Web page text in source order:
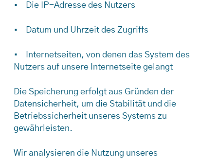
• Die IP-Adresse des Nutzers
• Datum und Uhrzeit des Zugriffs
• Internetseiten, von denen das System des
Nutzers auf unsere Internetseite gelangt
Die Speicherung erfolgt aus Gründen der
Datensicherheit, um die Stabilität und die
Betriebssicherheit unseres Systems zu
gewährleisten.
Wir analysieren die Nutzung unseres